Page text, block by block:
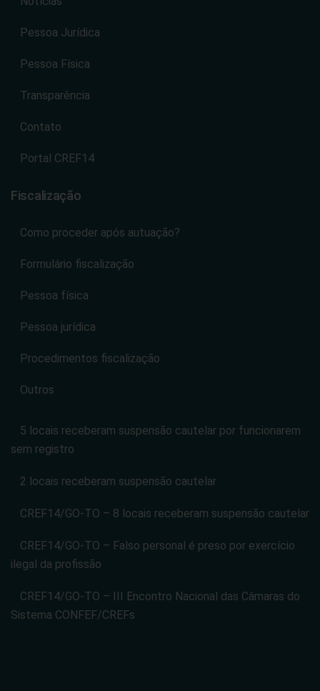
Pessoa Jurídica
Pessoa Física
Transparência
Contato
Portal CREF14
Fiscalização
Como proceder após autuação?
Formulário fiscalização
Pessoa física
Pessoa jurídica
Procedimentos fiscalização
Outros
5 locais receberam suspensão cautelar por funcionarem
sem registro
2 locais receberam suspensão cautelar
CREF14/GO-TO – 8 locais receberam suspensão cautelar
CREF14/GO-TO – Falso personal é preso por exercício
ilegal da profissão
CREF14/GO-TO – III Encontro Nacional das Câmaras do
Sistema CONFEF/CREFs